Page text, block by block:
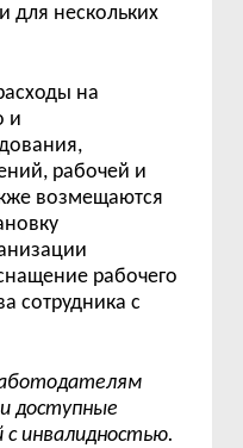
для нескольких
на
и
рабочей и
возмещаются
рабочего
сотрудника с
доступные
с инвалидностью.